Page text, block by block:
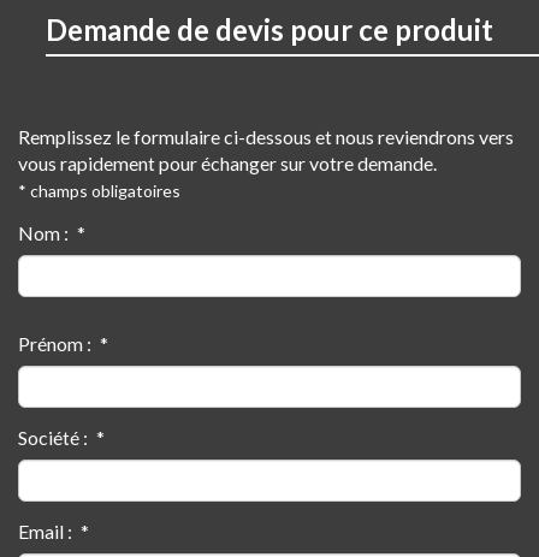
Demande de devis pour ce produit
Remplissez le formulaire ci-dessous et nous reviendrons vers
vous rapidement pour échanger sur votre demande.
* champs obligatoires
Nom :
Prénom :
Société :
Email :